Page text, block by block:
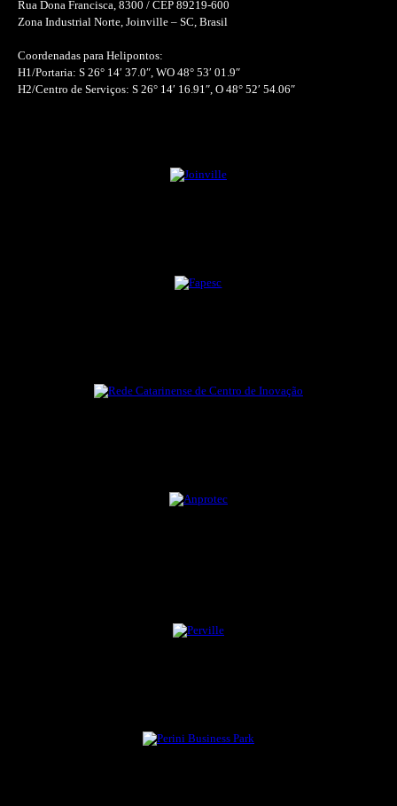
Rua Dona Francisca, 8300 / CEP 89219-600
Zona Industrial Norte, Joinville – SC, Brasil
Coordenadas para Helipontos:
H1/Portaria: S 26° 14′ 37.0″, WO 48° 53′ 01.9″
H2/Centro de Serviços: S 26° 14′ 16.91″, O 48° 52′ 54.06″